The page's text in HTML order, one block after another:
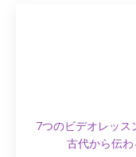
7つのビデオレッス
古代から伝わ